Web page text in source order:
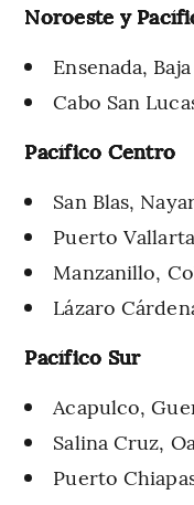
Noroeste y
Ensenada,
Cabo San
Pacífico Centro
San Blas,
Puerto
Manzanillo,
Lázaro
Pacífico Sur
Acapulco,
Salina Cruz,
Puerto